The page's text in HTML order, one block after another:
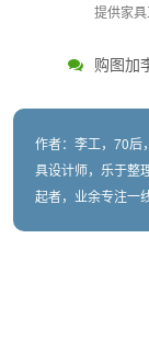
提供家
购图加
作者：李工，70后
具设计师，乐于整
起者，业余专注一